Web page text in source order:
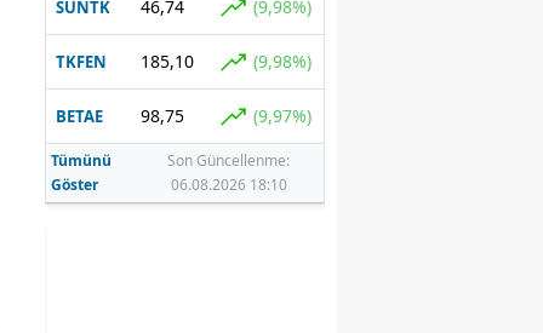
SUNTK 46,74 (9,98%)
TKFEN 185,10 (9,98%)
BETAE 98,75 (9,97%)
Tümünü
Göster
Son Güncellenme:
06.08.2026 18:10